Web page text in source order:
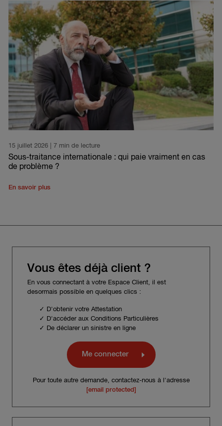
15 juillet 2026 | 7 min de lecture
Sous-traitance internationale : qui paie vraiment en cas
de problème ?
En savoir plus
Vous êtes déjà client ?
En vous connectant à votre Espace Client, il est
desormais possible en quelques clics :
✓ D'obtenir votre Attestation
✓ D'accéder aux Conditions Particulières
✓ De déclarer un sinistre en ligne
Me connecter
Pour toute autre demande, contactez-nous à l'adresse
[email protected]